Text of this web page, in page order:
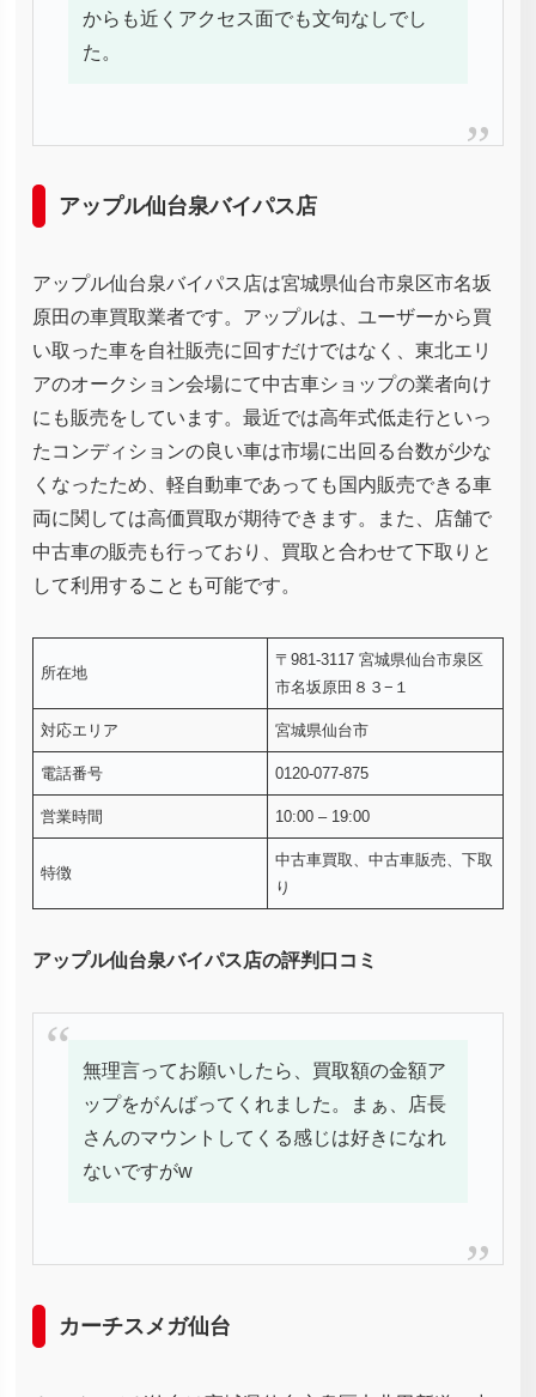
からも近くアクセス面でも文句なしでし
た。
アップル仙台泉バイパス店
アップル仙台泉バイパス店は宮城県仙台市泉区市名坂
原田の車買取業者です。アップルは、ユーザーから買
い取った車を自社販売に回すだけではなく、東北エリ
アのオークション会場にて中古車ショップの業者向け
にも販売をしています。最近では高年式低走行といっ
たコンディションの良い車は市場に出回る台数が少な
くなったため、軽自動車であっても国内販売できる車
両に関しては高価買取が期待できます。また、店舗で
中古車の販売も行っており、買取と合わせて下取りと
して利用することも可能です。
所在地
〒981-3117 宮城県仙台市泉区
市名坂原田８３−１
対応エリア 宮城県仙台市
電話番号 0120-077-875
営業時間 10:00 – 19:00
特徴
中古車買取、中古車販売、下取
り
アップル仙台泉バイパス店の評判口コミ
無理言ってお願いしたら、買取額の金額ア
ップをがんばってくれました。まぁ、店長
さんのマウントしてくる感じは好きになれ
ないですがw
カーチスメガ仙台